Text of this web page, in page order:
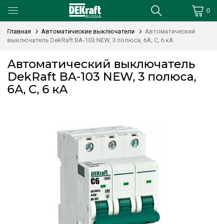
0
Главная Автоматические выключатели
Автоматический
выключатель DekRaft ВА-103 NEW, 3 полюса, 6А, С, 6 кА
Автоматический выключатель
DekRaft ВА-103 NEW, 3 полюса,
6А, С, 6 кА